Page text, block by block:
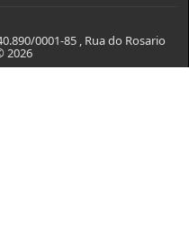
0001-85 , Rua do Rosario
2026